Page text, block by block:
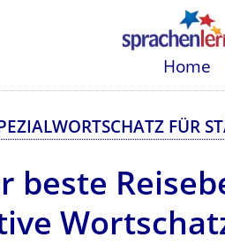
Home
FÜR
beste